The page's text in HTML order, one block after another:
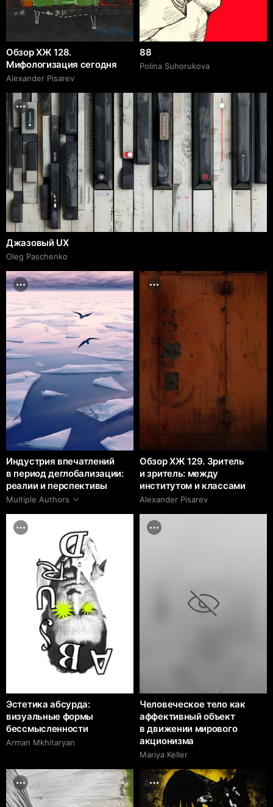
Обзор ХЖ 128.
Мифологизация сегодня
Alexander Pisarev
88
Polina Suhorukova
Джазовый UX
Oleg Paschenko
Индустрия впечатлений
в период деглобализации:
реалии и перспективы
Multiple Authors
Обзор ХЖ 129. Зритель
и зритель: между
институтом и классами
Alexander Pisarev
Эстетика абсурда:
визуальные формы
бессмысленности
Arman Mkhitaryan
Человеческое тело как
аффективный объект
в движении мирового
акционизма
Mariya Keller